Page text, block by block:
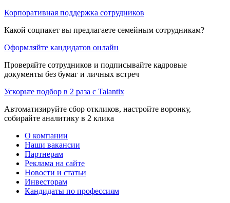
Корпоративная поддержка сотрудников
Какой соцпакет вы предлагаете семейным сотрудникам?
Оформляйте кандидатов онлайн
Проверяйте сотрудников и подписывайте кадровые
документы без бумаг и личных встреч
Ускорьте подбор в 2 раза с Talantix
Автоматизируйте сбор откликов, настройте воронку,
собирайте аналитику в 2 клика
О компании
Наши вакансии
Партнерам
Реклама на сайте
Новости и статьи
Инвесторам
Кандидаты по профессиям